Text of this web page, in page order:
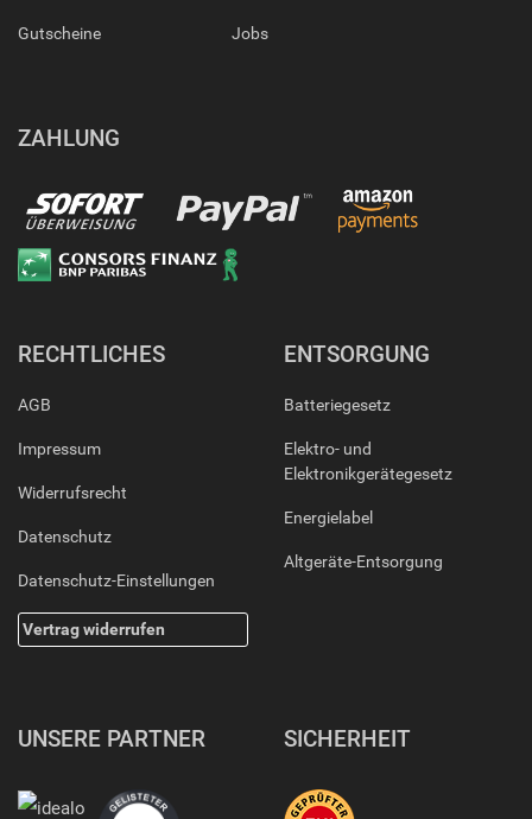
Gutscheine Jobs
ZAHLUNG
RECHTLICHES
AGB
Impressum
Widerrufsrecht
Datenschutz
Datenschutz-Einstellungen
Vertrag widerrufen
ENTSORGUNG
Batteriegesetz
Elektro- und
Elektronikgerätegesetz
Energielabel
Altgeräte-Entsorgung
UNSERE PARTNER SICHERHEIT